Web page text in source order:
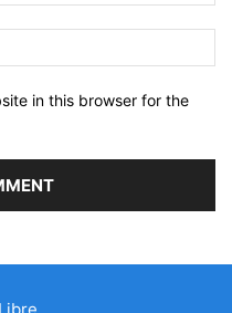
in this browser for the